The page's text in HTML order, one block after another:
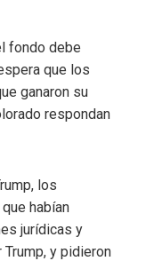
fondo debe
que los
ganaron su
respondan
los
habían
jurídicas y
y pidieron